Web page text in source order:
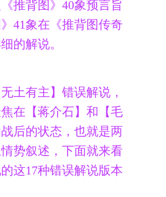
推背图》40象预言旨
41象在《推背图传奇
的解说。
土有主】错误解说，
在【蒋介石】和【毛
后的状态，也就是两
势叙述，下面就来看
这17种错误解说版本